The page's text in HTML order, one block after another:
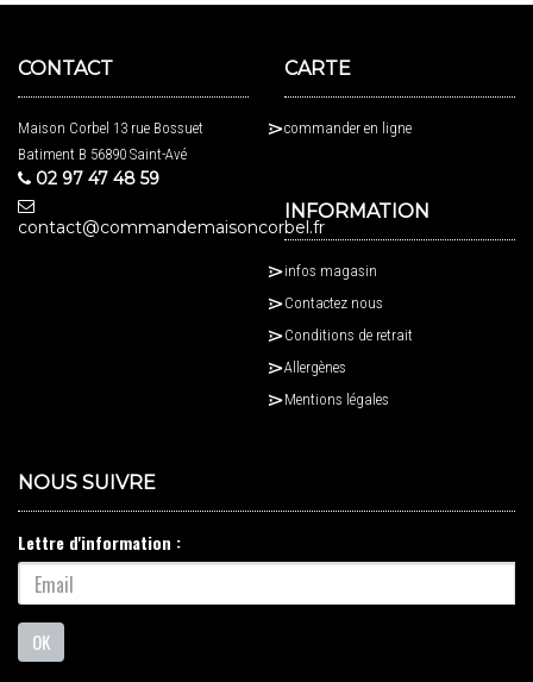
CONTACT
Maison Corbel 13 rue Bossuet
Batiment B 56890 Saint-Avé
02 97 47 48 59
contact@commandemaisoncorbel.fr
CARTE
commander en ligne
INFORMATION
infos magasin
Contactez nous
Conditions de retrait
Allergènes
Mentions légales
NOUS SUIVRE
Lettre d'information :
OK